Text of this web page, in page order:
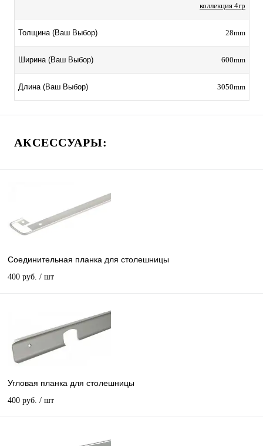
коллекция 4гр
Толщина (Ваш Выбор) 28mm
Ширина (Ваш Выбор) 600mm
Длина (Ваш Выбор) 3050mm
АКСЕССУАРЫ:
Соединительная планка для столешницы
400 руб. / шт
Угловая планка для столешницы
400 руб. / шт